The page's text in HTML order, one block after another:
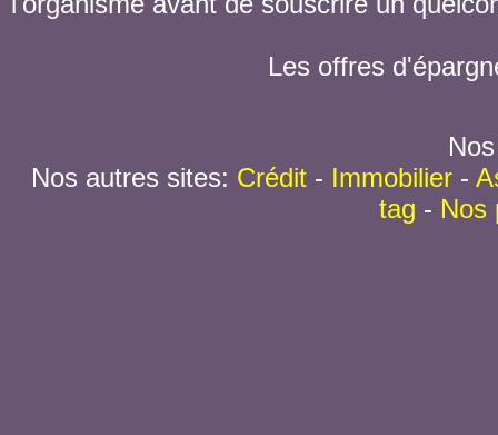
Les offres
Nos autres sites: Crédit- Immobilier-
tag - Nos